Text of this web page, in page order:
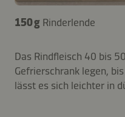
150 g Rinderlende
Das Rindfleisch 40 bis
Gefrierschrank legen,
lässt es sich leichter in